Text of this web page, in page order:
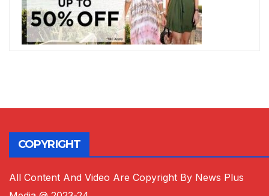
COPYRIGHT
All Content And Video Are Copyright By News Plus